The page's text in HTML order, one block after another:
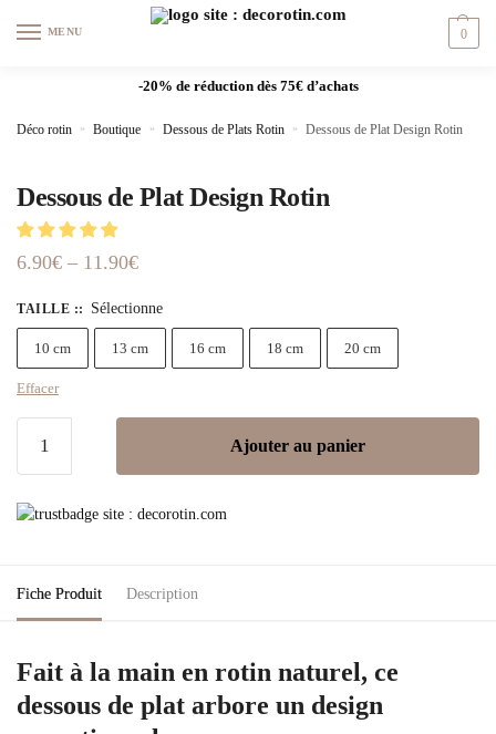
MENU 0
-20% de réduction dès 75€ d’achats
Déco rotin » Boutique » Dessous de Plats Rotin » Dessous de Plat Design Rotin
Dessous de Plat Design Rotin
6.90€ – 11.90€
TAILLE :: Sélectionne
10 cm 13 cm 16 cm 18 cm 20 cm
Effacer
Ajouter au panier
Fiche Produit Description
Fait à la main en rotin naturel, ce
dessous de plat arbore un design